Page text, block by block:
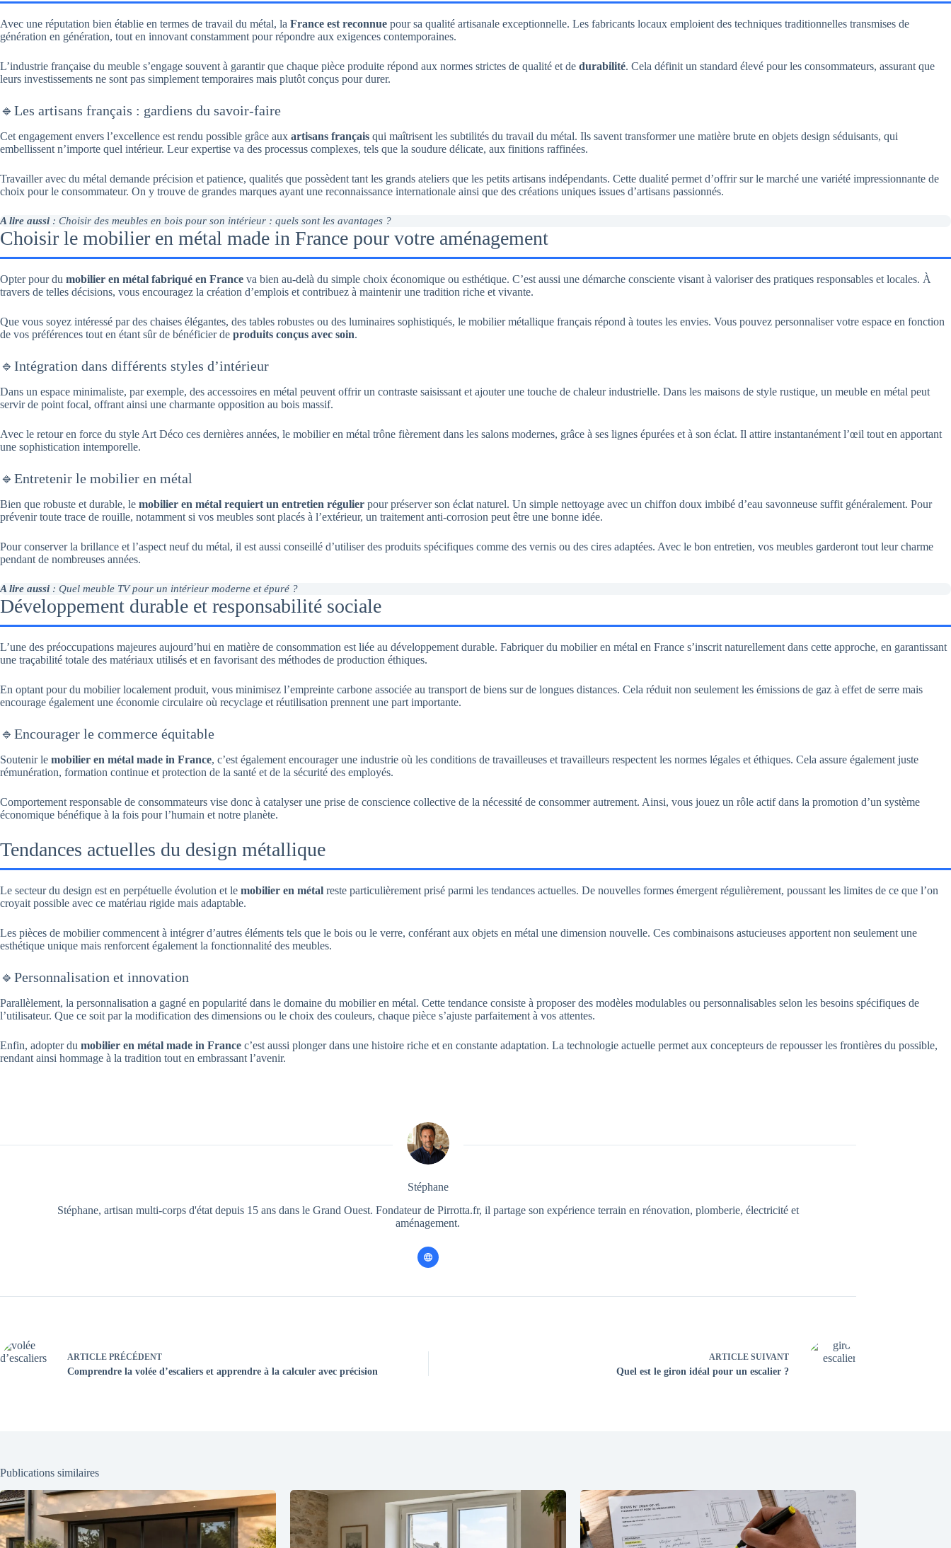
Avec une réputation bien établie en termes de travail du métal, la France est reconnue pour sa qualité artisanale exceptionnelle. Les fabricants locaux emploient des techniques traditionnelles transmises de
génération en génération, tout en innovant constamment pour répondre aux exigences contemporaines.
L’industrie française du meuble s’engage souvent à garantir que chaque pièce produite répond aux normes strictes de qualité et de durabilité. Cela définit un standard élevé pour les consommateurs, assurant que
leurs investissements ne sont pas simplement temporaires mais plutôt conçus pour durer.
🔹Les artisans français : gardiens du savoir-faire
Cet engagement envers l’excellence est rendu possible grâce aux artisans français qui maîtrisent les subtilités du travail du métal. Ils savent transformer une matière brute en objets design séduisants, qui
embellissent n’importe quel intérieur. Leur expertise va des processus complexes, tels que la soudure délicate, aux finitions raffinées.
Travailler avec du métal demande précision et patience, qualités que possèdent tant les grands ateliers que les petits artisans indépendants. Cette dualité permet d’offrir sur le marché une variété impressionnante de
choix pour le consommateur. On y trouve de grandes marques ayant une reconnaissance internationale ainsi que des créations uniques issues d’artisans passionnés.
A lire aussi : Choisir des meubles en bois pour son intérieur : quels sont les avantages ?
Choisir le mobilier en métal made in France pour votre aménagement
Opter pour du mobilier en métal fabriqué en France va bien au-delà du simple choix économique ou esthétique. C’est aussi une démarche consciente visant à valoriser des pratiques responsables et locales. À
travers de telles décisions, vous encouragez la création d’emplois et contribuez à maintenir une tradition riche et vivante.
Que vous soyez intéressé par des chaises élégantes, des tables robustes ou des luminaires sophistiqués, le mobilier métallique français répond à toutes les envies. Vous pouvez personnaliser votre espace en fonction
de vos préférences tout en étant sûr de bénéficier de produits conçus avec soin.
🔹Intégration dans différents styles d’intérieur
Dans un espace minimaliste, par exemple, des accessoires en métal peuvent offrir un contraste saisissant et ajouter une touche de chaleur industrielle. Dans les maisons de style rustique, un meuble en métal peut
servir de point focal, offrant ainsi une charmante opposition au bois massif.
Avec le retour en force du style Art Déco ces dernières années, le mobilier en métal trône fièrement dans les salons modernes, grâce à ses lignes épurées et à son éclat. Il attire instantanément l’œil tout en apportant
une sophistication intemporelle.
🔹Entretenir le mobilier en métal
Bien que robuste et durable, le mobilier en métal requiert un entretien régulier pour préserver son éclat naturel. Un simple nettoyage avec un chiffon doux imbibé d’eau savonneuse suffit généralement. Pour
prévenir toute trace de rouille, notamment si vos meubles sont placés à l’extérieur, un traitement anti-corrosion peut être une bonne idée.
Pour conserver la brillance et l’aspect neuf du métal, il est aussi conseillé d’utiliser des produits spécifiques comme des vernis ou des cires adaptées. Avec le bon entretien, vos meubles garderont tout leur charme
pendant de nombreuses années.
A lire aussi : Quel meuble TV pour un intérieur moderne et épuré ?
Développement durable et responsabilité sociale
L’une des préoccupations majeures aujourd’hui en matière de consommation est liée au développement durable. Fabriquer du mobilier en métal en France s’inscrit naturellement dans cette approche, en garantissant
une traçabilité totale des matériaux utilisés et en favorisant des méthodes de production éthiques.
En optant pour du mobilier localement produit, vous minimisez l’empreinte carbone associée au transport de biens sur de longues distances. Cela réduit non seulement les émissions de gaz à effet de serre mais
encourage également une économie circulaire où recyclage et réutilisation prennent une part importante.
🔹Encourager le commerce équitable
Soutenir le mobilier en métal made in France, c’est également encourager une industrie où les conditions de travailleuses et travailleurs respectent les normes légales et éthiques. Cela assure également juste
rémunération, formation continue et protection de la santé et de la sécurité des employés.
Comportement responsable de consommateurs vise donc à catalyser une prise de conscience collective de la nécessité de consommer autrement. Ainsi, vous jouez un rôle actif dans la promotion d’un système
économique bénéfique à la fois pour l’humain et notre planète.
Tendances actuelles du design métallique
Le secteur du design est en perpétuelle évolution et le mobilier en métal reste particulièrement prisé parmi les tendances actuelles. De nouvelles formes émergent régulièrement, poussant les limites de ce que l’on
croyait possible avec ce matériau rigide mais adaptable.
Les pièces de mobilier commencent à intégrer d’autres éléments tels que le bois ou le verre, conférant aux objets en métal une dimension nouvelle. Ces combinaisons astucieuses apportent non seulement une
esthétique unique mais renforcent également la fonctionnalité des meubles.
🔹Personnalisation et innovation
Parallèlement, la personnalisation a gagné en popularité dans le domaine du mobilier en métal. Cette tendance consiste à proposer des modèles modulables ou personnalisables selon les besoins spécifiques de
l’utilisateur. Que ce soit par la modification des dimensions ou le choix des couleurs, chaque pièce s’ajuste parfaitement à vos attentes.
Enfin, adopter du mobilier en métal made in France c’est aussi plonger dans une histoire riche et en constante adaptation. La technologie actuelle permet aux concepteurs de repousser les frontières du possible,
rendant ainsi hommage à la tradition tout en embrassant l’avenir.
Stéphane
Stéphane, artisan multi-corps d'état depuis 15 ans dans le Grand Ouest. Fondateur de Pirrotta.fr, il partage son expérience terrain en rénovation, plomberie, électricité et
aménagement.
ARTICLE PRÉCÉDENT
Comprendre la volée d’escaliers et apprendre à la calculer avec précision
ARTICLESUIVANT
Quel est le giron idéal pour un escalier ?
Publications similaires